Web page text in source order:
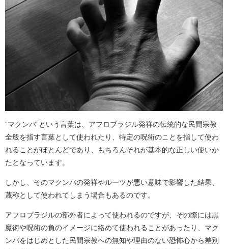
“マクンバ”という言葉は、アフロブラジル発祥の伝統的な民間宗教
全般を指す言葉として使われたり、特定の呪術のことを指して使わ
れることがほとんどであり、もちろんそれが基本的な正しい使いか
たとなっています。
しかし、そのマクンバの発祥やルーツが悪い意味で影響した結果、
蔑称として使われてしまう場合もあるのです。
アフロブラジルの部外者によって使われるのですが、その際には黒
魔術や呪術の負のイメージに絡めて使われることがあったり、マク
ンバをはじめとした民間宗教への無知や理由のない恐怖心から差別